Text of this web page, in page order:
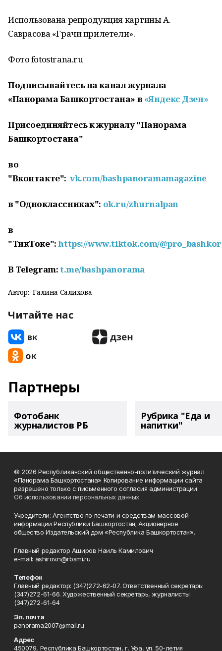
Использована репродукция картины А.
Саврасова «Грачи прилетели».
Фото fotostrana.ru
Подписывайтесь на канал журнала
«Панорама Башкортостана» в «Яндекс Дзен»
Присоединяйтесь к журналу "Панорама
Башкортостана"
во
"Вконтакте":vk.com/bashpanoramamagazine
в "Одноклассниках": ok.ru/zhurnalpan
в
"ТикТоке":https://www.tiktok.com/
В Telegram:t.me/bashpanorama
Автор: Галина Салихова
Читайте нас
Партнеры
Фотобанк
журналистов РБ
Рубрика "Еда и
напитки"
© 2026 Республиканский общественно-политический журнал
«Панорама Башкортостана» Копирование информации сайта
разрешено только с письменного согласия администрации.
Об использовании персональных данных
Учредители: Агентство по печати и средствам массовой
информации Республики Башкортостан; Акционерное
общество Издательский дом «Республика Башкортостан».
Главный редактор Аширов Наиль Камилович
e-mail: ashirov.n@rbsmi.ru
Телефон
Главный редактор: (347)272-62-07. Ответственный секретарь:
(347)272-61-66. Художественный секретарь, журналисты:
(347)272-61-64
Эл. почта
panorama2007@mail.ru
Адрес
450079, Республика Башкортостан, г. Уфа, ул. 50-летия